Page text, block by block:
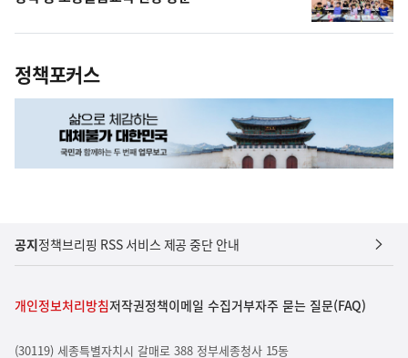
정책포커스
공지정책브리핑 RSS 서비스 제공 중단 안내
개인정보처리방침저작권정책이메일 수집거부자주 묻는 질문(FAQ)
(30119) 세종특별자치시 갈매로 388 정부세종청사 15동